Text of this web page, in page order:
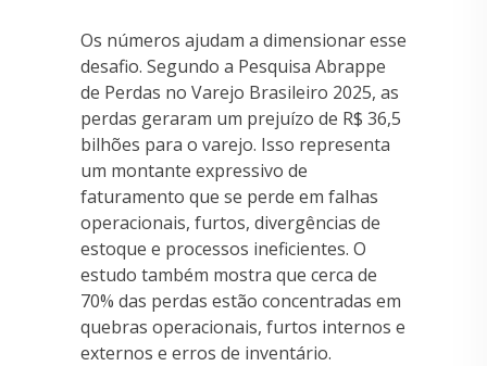
Os números ajudam a dimensionar esse
desafio. Segundo a Pesquisa Abrappe
de Perdas no Varejo Brasileiro 2025, as
perdas geraram um prejuízo de R$ 36,5
bilhões para o varejo. Isso representa
um montante expressivo de
faturamento que se perde em falhas
operacionais, furtos, divergências de
estoque e processos ineficientes. O
estudo também mostra que cerca de
70% das perdas estão concentradas em
quebras operacionais, furtos internos e
externos e erros de inventário.